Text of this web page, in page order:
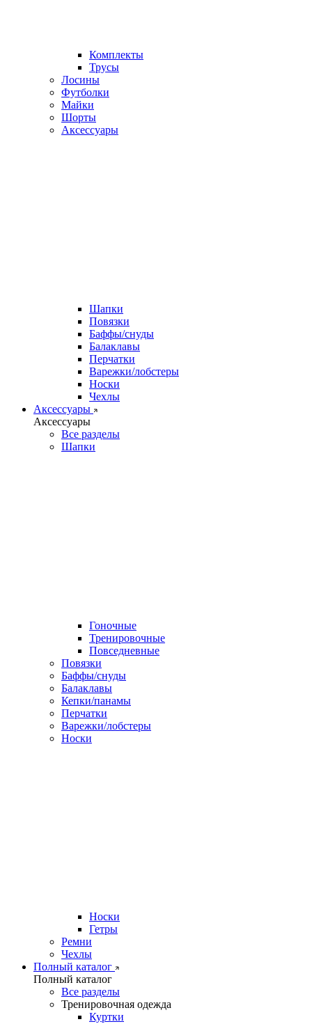
Комплекты
Трусы
Лосины
Футболки
Майки
Шорты
Аксессуары
Шапки
Повязки
Баффы/снуды
Балаклавы
Перчатки
Варежки/лобстеры
Носки
Чехлы
Аксессуары
Аксессуары
Все разделы
Шапки
Гоночные
Тренировочные
Повседневные
Повязки
Баффы/снуды
Балаклавы
Кепки/панамы
Перчатки
Варежки/лобстеры
Носки
Носки
Гетры
Ремни
Чехлы
Полный каталог
Полный каталог
Все разделы
Тренировочная одежда
Куртки